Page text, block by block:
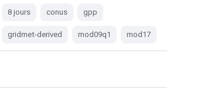
8 jours conus gpp
gridmet-derived mod09q1 mod17